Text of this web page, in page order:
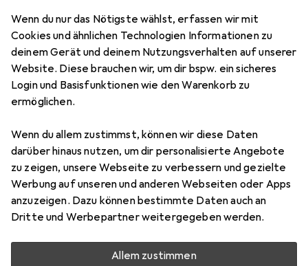
Wenn du nur das Nötigste wählst, erfassen wir mit
Cookies und ähnlichen Technologien Informationen zu
deinem Gerät und deinem Nutzungsverhalten auf unserer
Website. Diese brauchen wir, um dir bspw. ein sicheres
Login und Basisfunktionen wie den Warenkorb zu
ermöglichen.
Wenn du allem zustimmst, können wir diese Daten
darüber hinaus nutzen, um dir personalisierte Angebote
zu zeigen, unsere Webseite zu verbessern und gezielte
Werbung auf unseren und anderen Webseiten oder Apps
anzuzeigen. Dazu können bestimmte Daten auch an
Dritte und Werbepartner weitergegeben werden.
Allem zustimmen
Rohde & SchwarzTwo-channel power
supply, 0 V to 20 V,ma
Preis in EUR inkl. MwSt.
EUR
4349,–
Bewertungen Marke
Mehr von Rohde &
Schwarz
Zwischen Fr, 14.8. und Di, 18.8. geliefert